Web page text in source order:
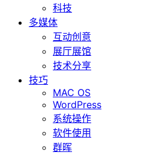
科技
多媒体
互动创意
展厅展馆
技术分享
技巧
MAC OS
WordPress
系统操作
软件使用
群晖